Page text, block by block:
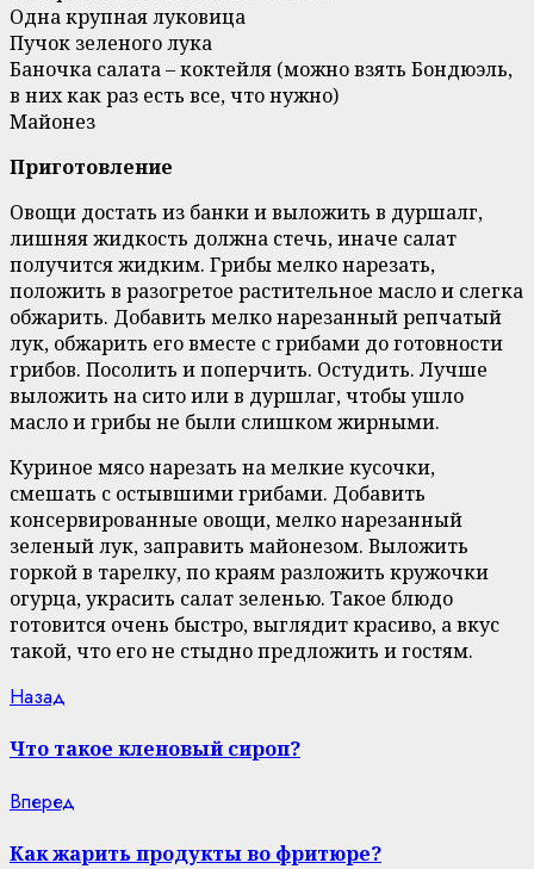
Одна крупная луковица
Пучок зеленого лука
Баночка салата – коктейля (можно взять Бондюэль,
в них как раз есть все, что нужно)
Майонез
Приготовление
Овощи достать из банки и выложить в дуршалг,
лишняя жидкость должна стечь, иначе салат
получится жидким. Грибы мелко нарезать,
положить в разогретое растительное масло и слегка
обжарить. Добавить мелко нарезанный репчатый
лук, обжарить его вместе с грибами до готовности
грибов. Посолить и поперчить. Остудить. Лучше
выложить на сито или в дуршлаг, чтобы ушло
масло и грибы не были слишком жирными.
Куриное мясо нарезать на мелкие кусочки,
смешать с остывшими грибами. Добавить
консервированные овощи, мелко нарезанный
зеленый лук, заправить майонезом. Выложить
горкой в тарелку, по краям разложить кружочки
огурца, украсить салат зеленью. Такое блюдо
готовится очень быстро, выглядит красиво, а вкус
такой, что его не стыдно предложить и гостям.
Continue
Reading
Назад
Что такое кленовый сироп?
Вперед
Как жарить продукты во фритюре?